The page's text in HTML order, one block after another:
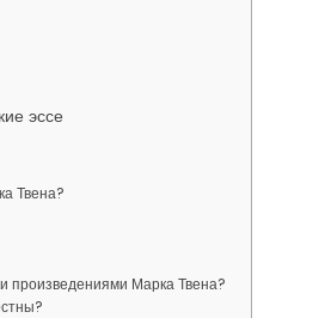
эссе
Твена?
произведениями Марка Твена?